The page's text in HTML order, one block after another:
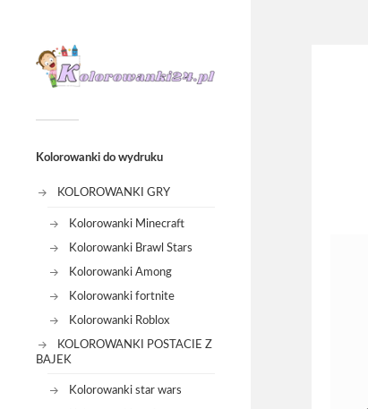
Kolorowanki do wydruku
KOLOROWANKI GRY
Kolorowanki Minecraft
Kolorowanki Brawl Stars
Kolorowanki Among
Kolorowanki fortnite
Kolorowanki Roblox
KOLOROWANKI POSTACIE Z
BAJEK
Kolorowanki star wars